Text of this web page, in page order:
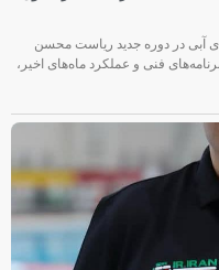
در دوره جدید ریاست محسن
فنی و عملکرد ماه‌های اخیر،